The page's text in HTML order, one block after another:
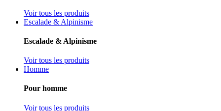
Voir tous les produits
Escalade & Alpinisme
Escalade & Alpinisme
Voir tous les produits
Homme
Pour homme
Voir tous les produits